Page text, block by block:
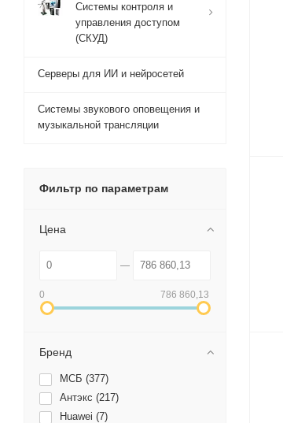
Системы контроля и
управления доступом
(СКУД)
Серверы для ИИ и нейросетей
Системы звукового оповещения и
музыкальной трансляции
Фильтр по параметрам
Цена
0 786 860,13
Бренд
МСБ (377)
Антэкс (217)
Huawei (7)